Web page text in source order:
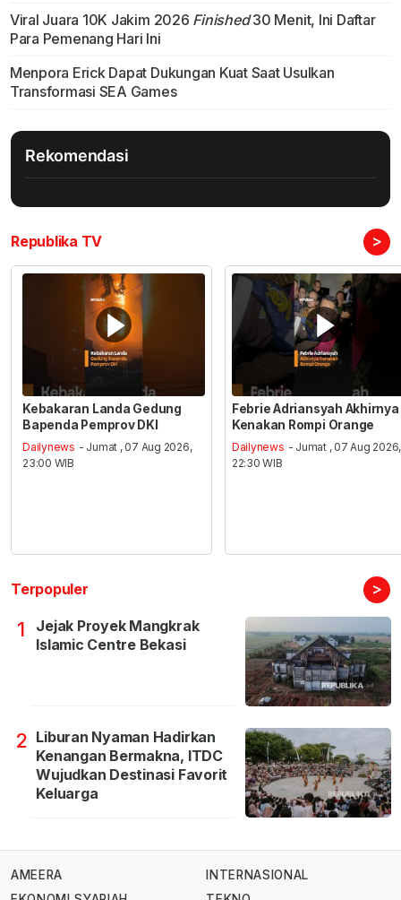
Viral Juara 10K Jakim 2026 Finished30 Menit, Ini Daftar
Para Pemenang Hari Ini
Menpora Erick Dapat Dukungan Kuat Saat Usulkan
Transformasi SEA Games
Rekomendasi
Republika TV >
Kebakaran Landa Gedung
Bapenda Pemprov DKI
Dailynews - Jumat , 07 Aug 2026,
23:00 WIB
Febrie Adriansyah Akhirnya
Kenakan Rompi Orange
Dailynews - Jumat , 07 Aug 2026,
22:30 WIB
Terpopuler >
1
Jejak Proyek Mangkrak
Islamic Centre Bekasi
2 Liburan Nyaman Hadirkan
Kenangan Bermakna, ITDC
Wujudkan Destinasi Favorit
Keluarga
AMEERA
INTERNASIONAL